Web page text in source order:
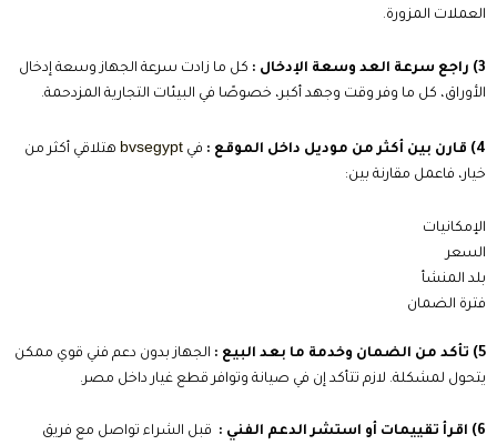
العملات المزورة.
3) راجع سرعة العد وسعة الإدخال :
كل ما زادت سرعة الجهاز وسعة إدخال
الأوراق، كل ما وفر وقت وجهد أكبر، خصوصًا في البيئات التجارية المزدحمة.
4) قارن بين أكثر من موديل داخل الموقع : في bvsegypt هتلاقي أكثر من
خيار، فاعمل مقارنة بين:
الإمكانيات
السعر
بلد المنشأ
فترة الضمان
5) تأكد من الضمان وخدمة ما بعد البيع :
الجهاز بدون دعم فني قوي ممكن
يتحول لمشكلة. لازم تتأكد إن في صيانة وتوافر قطع غيار داخل مصر.
6) اقرأ تقييمات أو استشر الدعم الفني :
قبل الشراء تواصل مع فريق